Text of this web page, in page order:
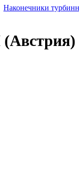
Наконечники